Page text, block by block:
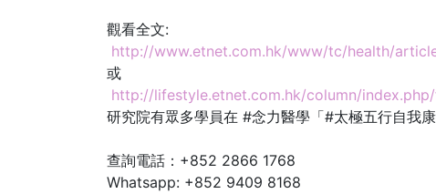
觀看全文:
http://www.etnet.com.hk/www/tc/health/
或
http://lifestyle.etnet.com.hk/column/
研究院有眾多學員在 #念力醫學「#太極五行自我
查詢電話：+852 2866 1768
Whatsapp: +852 9409 8168